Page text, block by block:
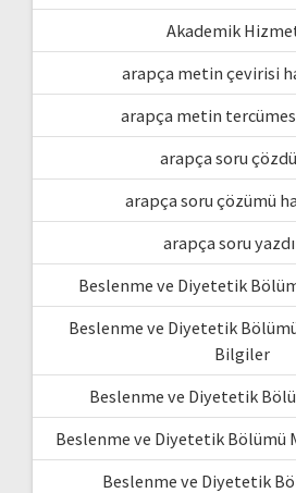
Akademik
arapça metin çevirisi
arapça metin
arapça soru
arapça soru çözümü
arapça soru
Beslenme ve Diyetetik
Beslenme ve Diyetetik
Bilgiler
Beslenme ve Diyetetik
Beslenme ve Diyetetik Bölümü
Beslenme ve Diyetetik